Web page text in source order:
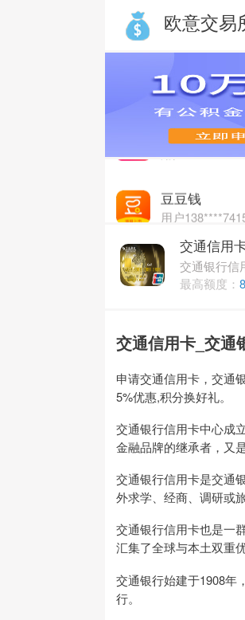
欧意交易
豆豆钱
用户
小赢卡贷
用户
用户
小赢卡贷
用户
交通信用
交通银行信
最高额度：
交通信用卡_交通
申请交通信用卡，交通
5%优惠,积分换好礼。
交通银行信用卡中心成
金融品牌的继承者，又
交通银行信用卡是交通
外求学、经商、调研或
交通银行信用卡也是一
汇集了全球与本土双重
交通银行始建于1908年
行。